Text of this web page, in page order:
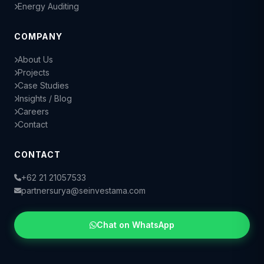
CS 3 — IoT / EV
+62 818-0609-3006
Energy Auditing
COMPANY
About Us
Projects
Case Studies
Insights / Blog
Careers
Contact
CONTACT
+62 21 21057533
partnersurya@seinvestama.com
Chat on WhatsApp